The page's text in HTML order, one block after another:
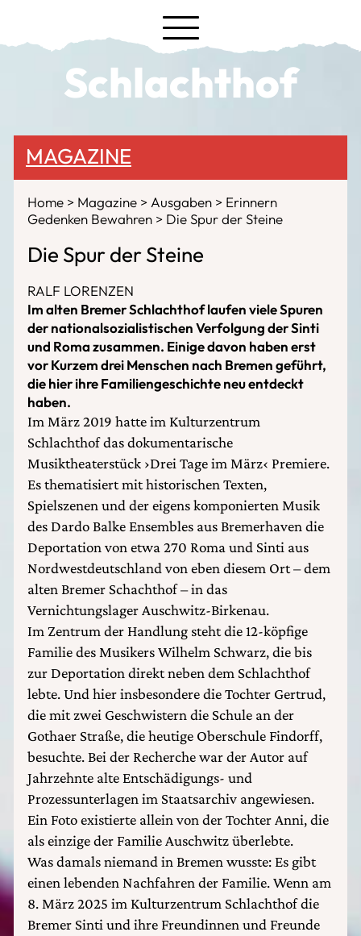
Schlachthof
MAGAZINE
Home Magazine Ausgaben
Erinnern
Gedenken Bewahren
Die Spur der Steine
Die Spur der Steine
RALF LORENZEN
Im alten Bremer Schlachthof laufen viele Spuren
der nationalsozialistischen Verfolgung der Sinti
und Roma zusammen. Einige davon haben erst
vor Kurzem drei Menschen nach Bremen geführt,
die hier ihre Familiengeschichte neu entdeckt
haben.
Im März 2019 hatte im Kulturzentrum
Schlachthof das dokumentarische
Musiktheaterstück ›Drei Tage im März‹ Premiere.
Es thematisiert mit historischen Texten,
Spielszenen und der eigens komponierten Musik
des Dardo Balke Ensembles aus Bremerhaven die
Deportation von etwa 270 Roma und Sinti aus
Nordwestdeutschland von eben diesem Ort – dem
alten Bremer Schachthof – in das
Vernichtungslager Auschwitz-Birkenau.
Im Zentrum der Handlung steht die 12-köpfige
Familie des Musikers Wilhelm Schwarz, die bis
zur Deportation direkt neben dem Schlachthof
lebte. Und hier insbesondere die Tochter Gertrud,
die mit zwei Geschwistern die Schule an der
Gothaer Straße, die heutige Oberschule Findorff,
besuchte. Bei der Recherche war der Autor auf
Jahrzehnte alte Entschädigungs- und
Prozessunterlagen im Staatsarchiv angewiesen.
Ein Foto existierte allein von der Tochter Anni, die
als einzige der Familie Auschwitz überlebte.
Was damals niemand in Bremen wusste: Es gibt
einen lebenden Nachfahren der Familie. Wenn am
8. März 2025 im Kulturzentrum Schlachthof die
Bremer Sinti und ihre Freundinnen und Freunde